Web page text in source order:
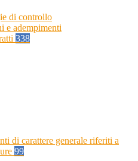
di controllo
e adempimenti
338
di carattere generale riferiti a
99